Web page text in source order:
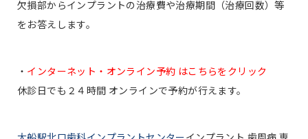
欠損部からインプラントの治療費や治療期間（治療回数）等
をお答えします。
・ インターネット・オンライン予約 はこちらをクリック
休診日でも２４時間 オンラインで予約が行えます。